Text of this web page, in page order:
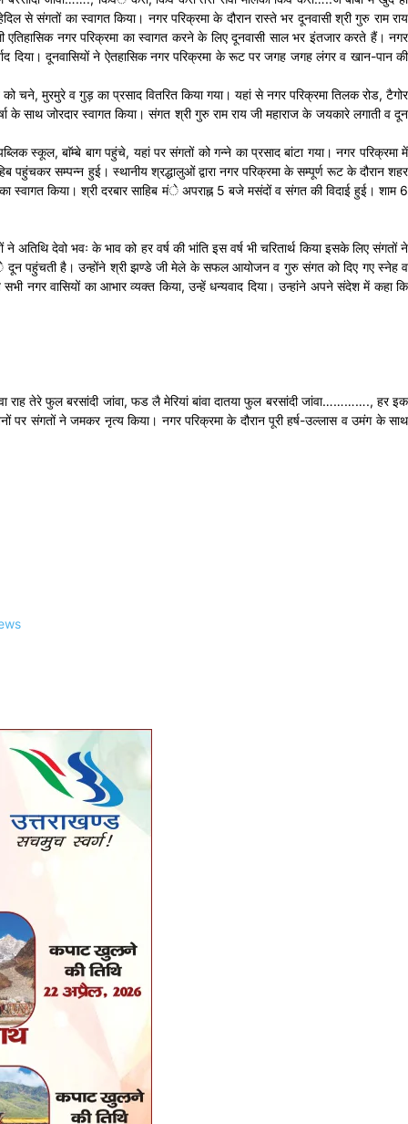
संगतों का स्वागत किया। नगर परिक्रमा के दौरान रास्ते भर दूनवासी श्री गुरु राम राय
नगर परिक्रमा का स्वागत करने के लिए दूनवासी साल भर इंतजार करते हैं। नगर
दिया। दूनवासियों ने ऐतहासिक नगर परिक्रमा के रूट पर जगह जगह लंगर व खान-पान की
चने, मुरमुरे व गुड़ का प्रसाद वितरित किया गया। यहां से नगर परिक्रमा तिलक रोड, टैगोर
साथ जोरदार स्वागत किया। संगत श्री गुरु राम राय जी महाराज के जयकारे लगाती व दून
स्कूल, बाॅम्बे बाग पहुंचे, यहां पर संगतों को गन्ने का प्रसाद बांटा गया। नगर परिक्रमा में
सम्पन्न हुई। स्थानीय श्रद्धालुओं द्वारा नगर परिक्रमा के सम्पूर्ण रूट के दौरान शहर
स्वागत किया। श्री दरबार साहिब मंे अपराह्न 5 बजे मसंदों व संगत की विदाई हुई। शाम 6
देवो भवः के भाव को हर वर्ष की भांति इस वर्ष भी चरितार्थ किया इसके लिए संगतों ने
दून पहुंचती है। उन्होंने श्री झण्डे जी मेले के सफल आयोजन व गुरु संगत को दिए गए स्नेह व
नगर वासियों का आभार व्यक्त किया, उन्हें धन्यवाद दिया। उन्हांने अपने संदेश में कहा कि
तेरे फुल बरसांदी जांवा, फड लै मेरियां बांवा दातया फुल बरसांदी जांवा…………., हर इक
संगतों ने जमकर नृत्य किया। नगर परिक्रमा के दौरान पूरी हर्ष-उल्लास व उमंग के साथ